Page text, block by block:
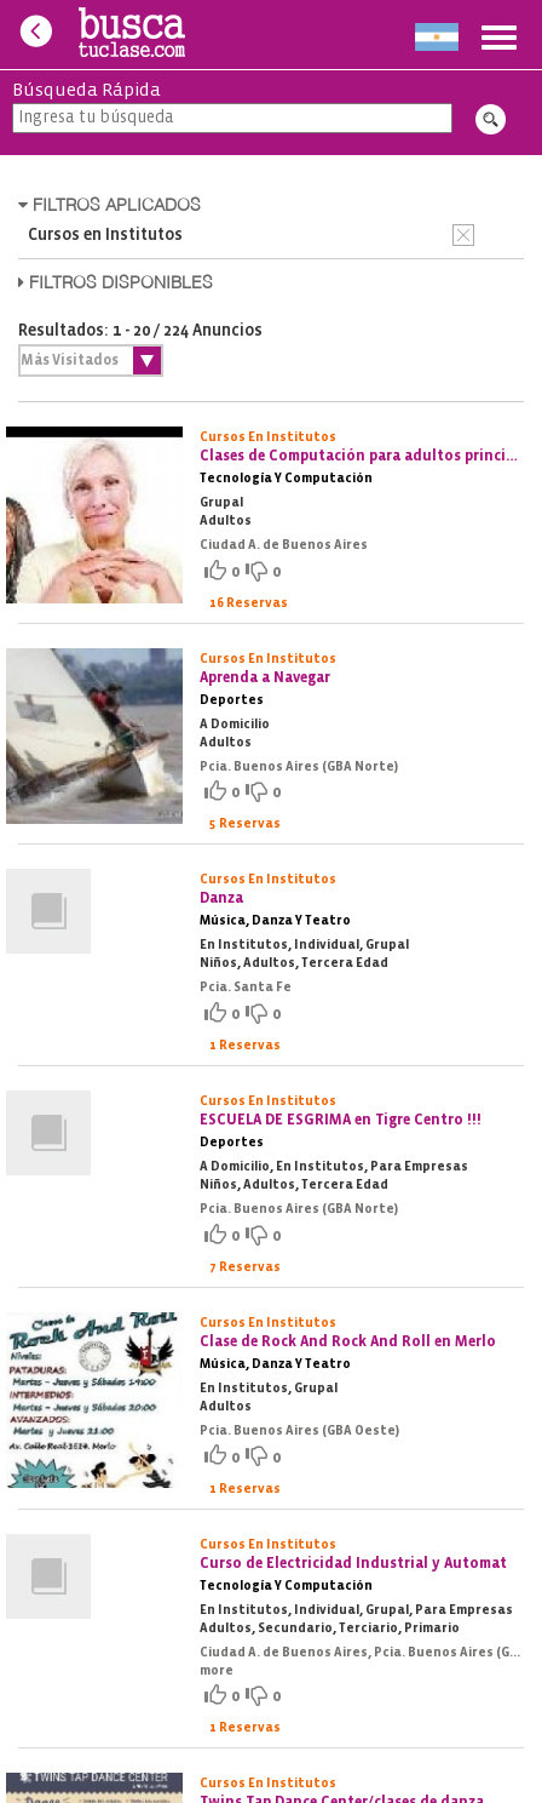
Búsqueda Rápida
FILTROS APLICADOS
Cursos en Institutos
FILTROS DISPONIBLES
Resultados: 1 - 20 / 224 Anuncios
Cursos En Institutos
Clases de Computación para adultos principiantes
Tecnología Y Computación
Grupal
Adultos
Ciudad A. de Buenos Aires
0 0
16 Reservas
Cursos En Institutos
Aprenda a Navegar
Deportes
A Domicilio
Adultos
Pcia. Buenos Aires (GBA Norte)
0 0
5 Reservas
Cursos En Institutos
Danza
Música, Danza Y Teatro
En Institutos, Individual, Grupal
Niños, Adultos, Tercera Edad
Pcia. Santa Fe
0 0
1 Reservas
Cursos En Institutos
ESCUELA DE ESGRIMA en Tigre Centro !!!
Deportes
A Domicilio, En Institutos, Para Empresas
Niños, Adultos, Tercera Edad
Pcia. Buenos Aires (GBA Norte)
0 0
7 Reservas
Cursos En Institutos
Clase de Rock And Rock And Roll en Merlo
Música, Danza Y Teatro
En Institutos, Grupal
Adultos
Pcia. Buenos Aires (GBA Oeste)
0 0
1 Reservas
Cursos En Institutos
Curso de Electricidad Industrial y Automat
Tecnología Y Computación
En Institutos, Individual, Grupal, Para Empresas
Adultos, Secundario, Terciario, Primario
Ciudad A. de Buenos Aires, Pcia. Buenos Aires (GBA Norte), Pcia. Buenos Aires (GBA Oeste), Pcia. Buenos Aires (GBA Sur), Pcia. Buenos Aires (Costa Atlántica)
more
0 0
1 Reservas
Cursos En Institutos